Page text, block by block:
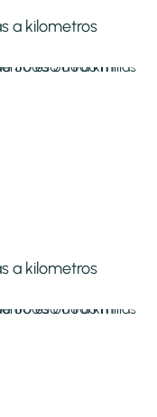
a kilometros
a kilometros